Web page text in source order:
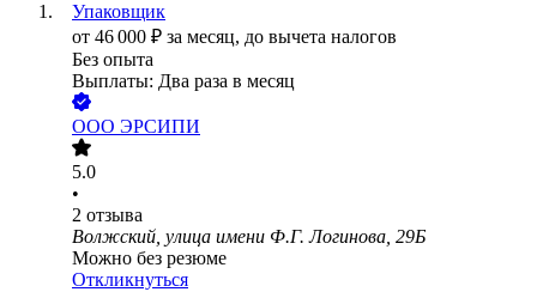
Упаковщик
от 46 000 ₽ за месяц, до вычета налогов
Без опыта
Выплаты: Два раза в месяц
ООО ЭРСИПИ
5.0
•
2 отзыва
Волжский, улица имени Ф.Г. Логинова, 29Б
Можно без резюме
Откликнуться